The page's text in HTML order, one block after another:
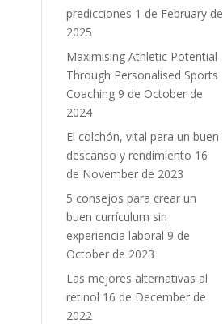
predicciones 1 de February de
2025
Maximising Athletic Potential
Through Personalised Sports
Coaching 9 de October de
2024
El colchón, vital para un buen
descanso y rendimiento 16
de November de 2023
5 consejos para crear un
buen currículum sin
experiencia laboral 9 de
October de 2023
Las mejores alternativas al
retinol 16 de December de
2022